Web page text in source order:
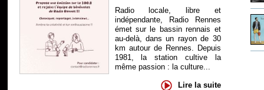
Radio locale, libre et
indépendante, Radio Rennes
émet sur le bassin rennais et
au-delà, dans un rayon de 30
km autour de Rennes. Depuis
1981, la station cultive la
même passion : la culture...
Lire la suite